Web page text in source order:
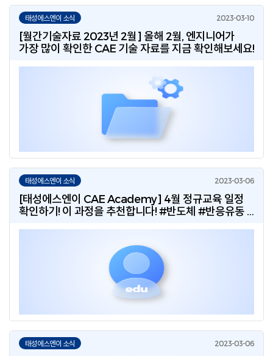
태성에스엔이 소식
[월간기술자료 2023년 2월] 올해 2월, 엔지니어가
가장 많이 확인한 CAE 기술 자료를 지금 확인해보세요!
태성에스엔이 소식
[태성에스엔이 CAE Academy] 4월 정규교육 일정
확인하기! 이 과정을 추천합니다! #반도체 #반응유동 #
태성에스엔이 소식